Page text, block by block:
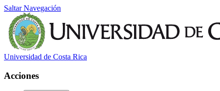
Saltar Navegación
Universidad de Costa Rica
Acciones